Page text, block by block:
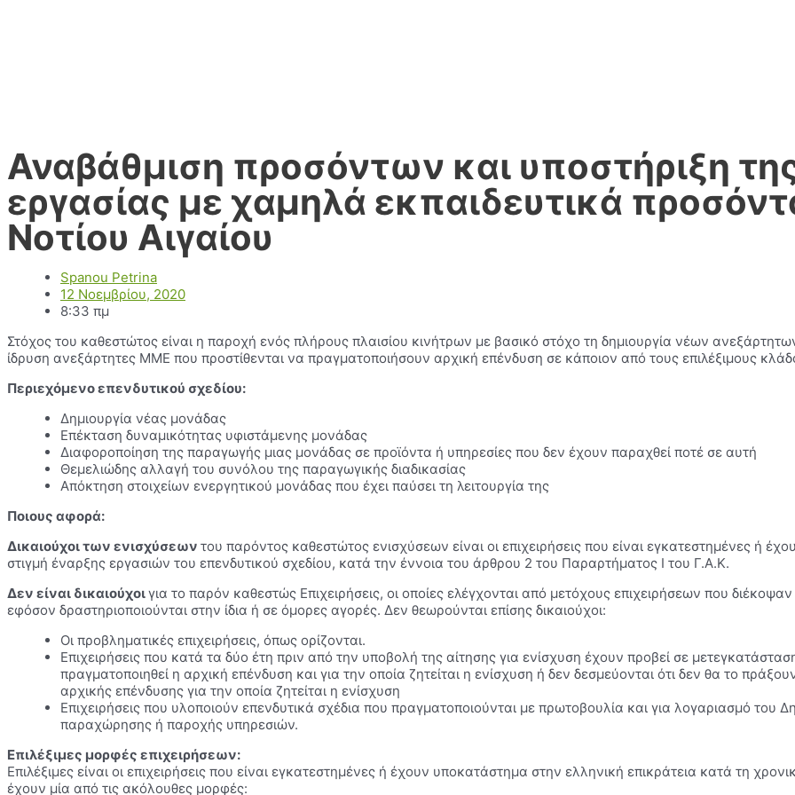
Αναβάθμιση προσόντων και υποστήριξη
εργασίας με χαμηλά εκπαιδευτικά
Νοτίου Αιγαίου
Spanou Petrina
12 Νοεμβρίου, 2020
8:33 πμ
Στόχος του καθεστώτος είναι η παροχή ενός πλήρους πλαισίου κινήτρων με βασικό στόχο τη δημιουργία νέων
ίδρυση ανεξάρτητες ΜΜΕ που προστίθενται να πραγματοποιήσουν αρχική επένδυση σε κάποιον από τους επιλέξιμους
Περιεχόμενο επενδυτικού σχεδίου:
Δημιουργία νέας μονάδας
Επέκταση δυναμικότητας υφιστάμενης μονάδας
Διαφοροποίηση της παραγωγής μιας μονάδας σε προϊόντα ή υπηρεσίες που δεν έχουν παραχθεί ποτέ σε αυτή
Θεμελιώδης αλλαγή του συνόλου της παραγωγικής διαδικασίας
Απόκτηση στοιχείων ενεργητικού μονάδας που έχει παύσει τη λειτουργία της
Ποιους αφορά:
Δικαιούχοι των ενισχύσεων του παρόντος καθεστώτος ενισχύσεων είναι οι επιχειρήσεις που είναι εγκατεστημένες ή
στιγμή έναρξης εργασιών του επενδυτικού σχεδίου, κατά την έννοια του άρθρου 2 του Παραρτήματος Ι του Γ.Α.Κ.
Δεν είναι δικαιούχοιγια το παρόν καθεστώς Επιχειρήσεις, οι οποίες ελέγχονται από μετόχους επιχειρήσεων που
εφόσον δραστηριοποιούνται στην ίδια ή σε όμορες αγορές. Δεν θεωρούνται επίσης δικαιούχοι:
Οι προβληματικές επιχειρήσεις, όπως ορίζονται.
Επιχειρήσεις που κατά τα δύο έτη πριν από την υποβολή της αίτησης για ενίσχυση έχουν προβεί σε
πραγματοποιηθεί η αρχική επένδυση και για την οποία ζητείται η ενίσχυση ή δεν δεσμεύονται ότι δεν θα το
αρχικής επένδυσης για την οποία ζητείται η ενίσχυση
Επιχειρήσεις που υλοποιούν επενδυτικά σχέδια που πραγματοποιούνται με πρωτοβουλία και για λογαριασμό του
παραχώρησης ή παροχής υπηρεσιών.
Επιλέξιμες μορφές επιχειρήσεων:
Επιλέξιμες είναι οι επιχειρήσεις που είναι εγκατεστημένες ή έχουν υποκατάστημα στην ελληνική επικράτεια κατά τη
έχουν μία από τις ακόλουθες μορφές: